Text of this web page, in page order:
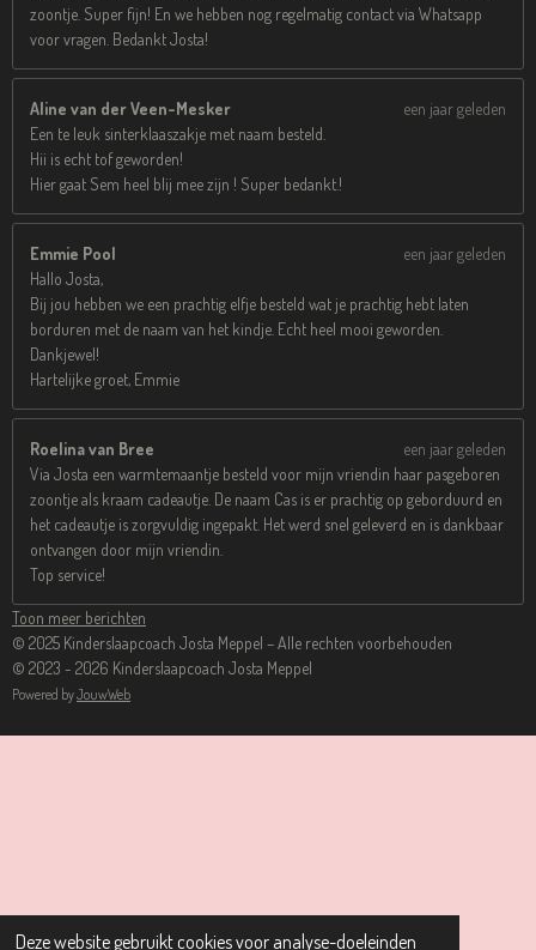
Deze website gebruikt cookies voor analyse-doeleinden
zoontje. Super fijn! En we hebben nog regelmatig contact via Whatsapp
voor vragen. Bedankt Josta!
Aline van der Veen-Mesker
een jaar geleden
Een te leuk sinterklaaszakje met naam besteld.
Hii is echt tof geworden!
Hier gaat Sem heel blij mee zijn ! Super bedankt.!
Emmie Pool
een jaar geleden
Hallo Josta,
Bij jou hebben we een prachtig elfje besteld wat je prachtig hebt laten
borduren met de naam van het kindje. Echt heel mooi geworden.
Dankjewel!
Hartelijke groet, Emmie
Roelina van Bree
een jaar geleden
Via Josta een warmtemaantje besteld voor mijn vriendin haar pasgeboren
zoontje als kraam cadeautje. De naam Cas is er prachtig op geborduurd en
het cadeautje is zorgvuldig ingepakt. Het werd snel geleverd en is dankbaar
ontvangen door mijn vriendin.
Top service!
Toon meer berichten
© 2025 Kinderslaapcoach Josta Meppel – Alle rechten voorbehouden
© 2023 - 2026 Kinderslaapcoach Josta Meppel
Powered byJouwWeb